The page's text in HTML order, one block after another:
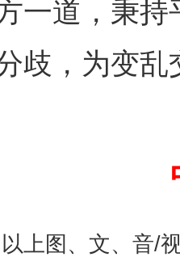
一道，秉
歧，为变
以上图、文、音/